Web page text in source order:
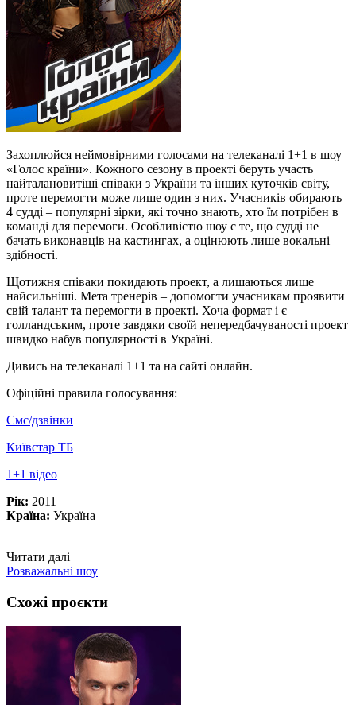
Захоплюйся неймовірними голосами на телеканалі 1+1 в шоу
«Голос країни». Кожного сезону в проекті беруть участь
найталановитіші співаки з України та інших куточків світу,
проте перемогти може лише один з них. Учасників обирають
4 судді – популярні зірки, які точно знають, хто їм потрібен в
команді для перемоги. Особливістю шоу є те, що судді не
бачать виконавців на кастингах, а оцінюють лише вокальні
здібності.
Щотижня співаки покидають проект, а лишаються лише
найсильніші. Мета тренерів – допомогти учасникам проявити
свій талант та перемогти в проекті. Хоча формат і є
голландським, проте завдяки своїй непередбачуваності проект
швидко набув популярності в Україні.
Дивись на телеканалі 1+1 та на сайті онлайн.
Офіційні правила голосування:
Смс/дзвінки
Київстар ТБ
1+1 відео
Рік: 2011
Країна: Україна
Читати далі
Розважальні шоу
Схожі проєкти